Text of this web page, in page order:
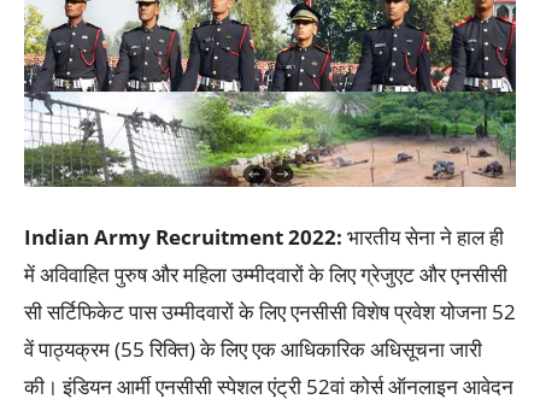
Indian Army Recruitment 2022: भारतीय सेना ने हाल ही
में अविवाहित पुरुष और महिला उम्मीदवारों के लिए ग्रेजुएट और एनसीसी
सी सर्टिफिकेट पास उम्मीदवारों के लिए एनसीसी विशेष प्रवेश योजना 52
वें पाठ्यक्रम (55 रिक्ति) के लिए एक आधिकारिक अधिसूचना जारी
की। इंडियन आर्मी एनसीसी स्पेशल एंट्री 52वां कोर्स ऑनलाइन आवेदन